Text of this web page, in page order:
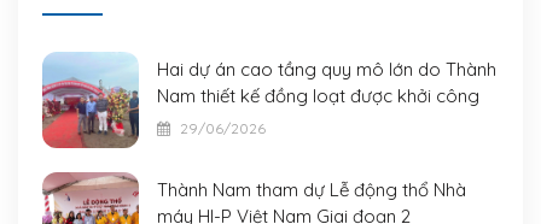
Hai dự án cao tầng quy mô lớn do Thành
Nam thiết kế đồng loạt được khởi công
29/06/2026
Thành Nam tham dự Lễ động thổ Nhà
máy HI-P Việt Nam Giai đoạn 2